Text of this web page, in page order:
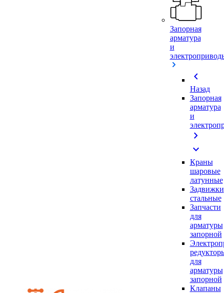
Запорная
арматура
и
chevron_left
Назад
Запорная
арматура
и
chevron_right
expand_more
Краны
шаровые
латунные
Задвижки
стальные
Запчасти
для
арматуры
запорной
для
арматуры
запорной
Клапаны